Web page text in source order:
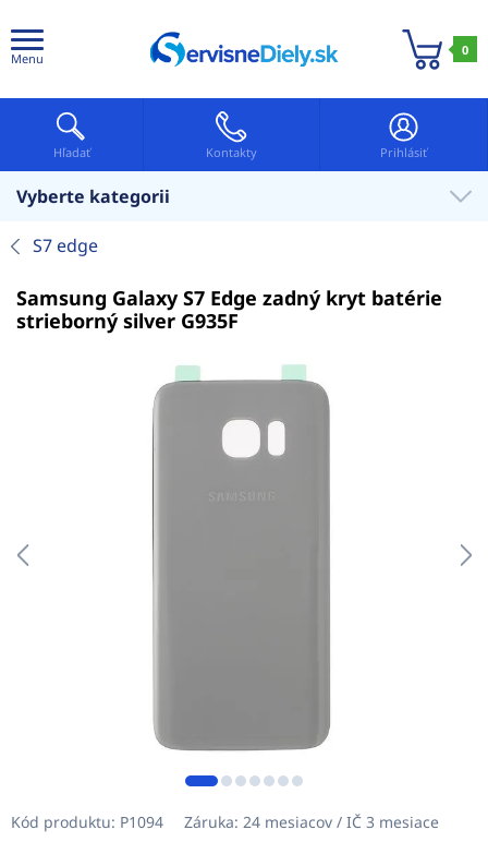
Menu
0
Hľadať Kontakty Prihlásiť
Vyberte kategorii
S7 edge
Samsung Galaxy S7 Edge zadný kryt batérie
strieborný silver G935F
Kód produktu: P1094 Záruka: 24 mesiacov / IČ 3 mesiace